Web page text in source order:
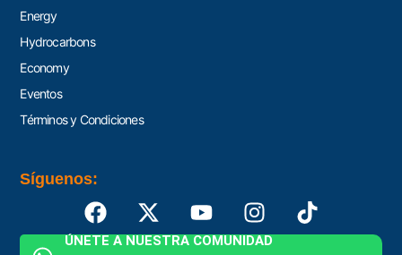
Energy
Hydrocarbons
Economy
Eventos
Términos y Condiciones
Síguenos:
ÚNETE A NUESTRA COMUNIDAD